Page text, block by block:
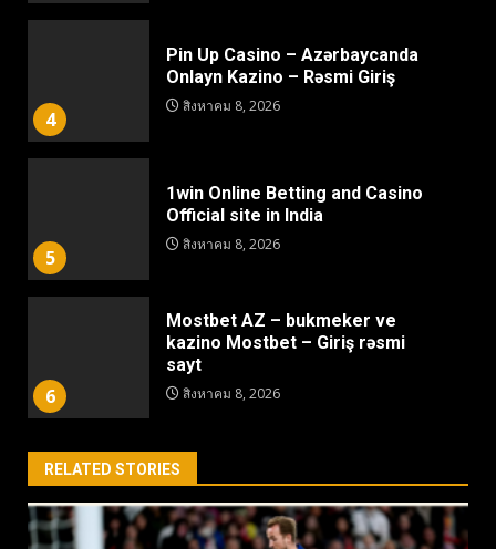
4
Pin Up Casino – Azərbaycanda
Onlayn Kazino – Rəsmi Giriş
สิงหาคม 8, 2026
5
1win Online Betting and Casino
Official site in India
สิงหาคม 8, 2026
6
Mostbet AZ – bukmeker ve
kazino Mostbet – Giriş rəsmi
sayt
สิงหาคม 8, 2026
RELATED STORIES